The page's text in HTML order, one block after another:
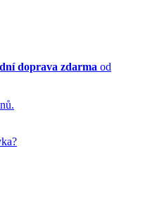
doprava zdarma od